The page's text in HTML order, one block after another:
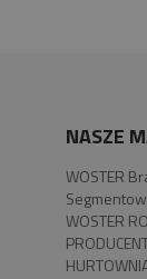
NASZE
WOSTER
WOSTER